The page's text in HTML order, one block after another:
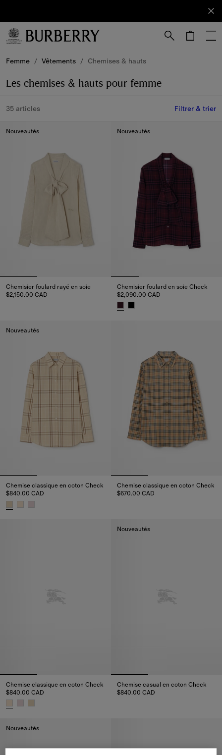
Abonnez-
vous à
notre
Femme / Vêtements / Chemises & hauts
Les chemises & hauts pour femme
35 articles Filtrer & trier
Nouveautés
Chemisier foulard rayé en soie
$2,150.00 CAD
Chemisier foulard rayé en soie, $2,150.00 CAD
Nouveautés
Chemisier foulard en soie Check
$2,090.00 CAD
Nouveautés
Chemise classique en coton Check
$840.00 CAD
Chemise classique en coton Check
$670.00 CAD
Chemise classique en coton Check
$840.00 CAD
Nouveautés
Chemise casual en coton Check
$840.00 CAD
Nouveautés